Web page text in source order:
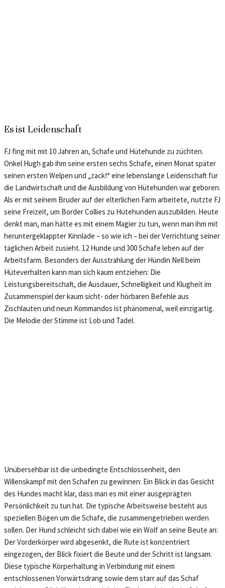
Es ist Leidenschaft
FJ fing mit mit 10 Jahren an, Schafe und Hütehunde zu züchten.
Onkel Hugh gab ihm seine ersten sechs Schafe, einen Monat später
seinen ersten Welpen und „zack!“ eine lebenslange Leidenschaft für
die Landwirtschaft und die Ausbildung von Hütehunden war geboren.
Als er mit seinem Bruder auf der elterlichen Farm arbeitete, nutzte FJ
seine Freizeit, um Border Collies zu Hütehunden auszubilden. Heute
denkt man, man hätte es mit einem Magier zu tun, wenn man ihm mit
heruntergeklappter Kinnlade – so wie ich – bei der Verrichtung seiner
täglichen Arbeit zusieht. 12 Hunde und 300 Schafe leben auf der
Arbeitsfarm. Besonders der Ausstrahlung der Hündin Nell beim
Hüteverhalten kann man sich kaum entziehen: Die
Leistungsbereitschaft, die Ausdauer, Schnelligkeit und Klugheit im
Zusammenspiel der kaum sicht- oder hörbaren Befehle aus
Zischlauten und neun Kommandos ist phänomenal, weil einzigartig.
Die Melodie der Stimme ist Lob und Tadel.
Unübersehbar ist die unbedingte Entschlossenheit, den
Willenskampf mit den Schafen zu gewinnen: Ein Blick in das Gesicht
des Hundes macht klar, dass man es mit einer ausgeprägten
Persönlichkeit zu tun hat. Die typische Arbeitsweise besteht aus
speziellen Bögen um die Schafe, die zusammengetrieben werden
sollen. Der Hund schleicht sich dabei wie ein Wolf an seine Beute an:
Der Vorderkörper wird abgesenkt, die Rute ist konzentriert
eingezogen, der Blick fixiert die Beute und der Schritt ist langsam.
Diese typische Körperhaltung in Verbindung mit einem
entschlossenen Vorwärtsdrang sowie dem starr auf das Schaf